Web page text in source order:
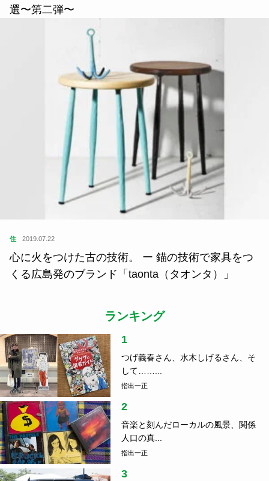
選〜第二弾〜
住 2019.07.22
心に火をつけた古の技術。 ー 錨の技術で家具をつ
くる広島発のブランド「taonta（タオンタ）」
ランキング
1
つげ義春さん、水木しげるさん、そ
して……...
指出一正
2
音楽と刻んだローカルの風景、関係
人口の真...
指出一正
3